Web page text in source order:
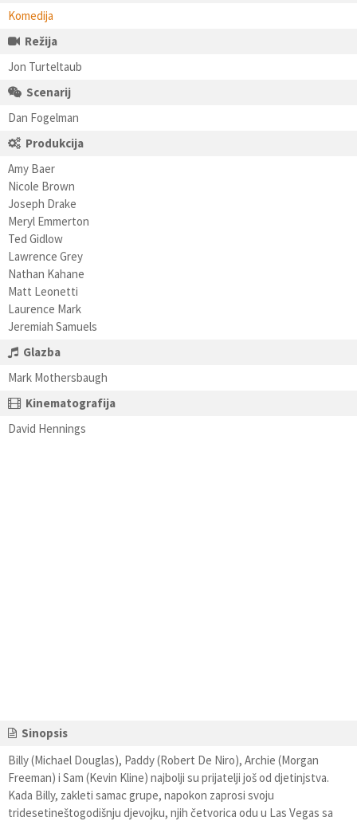
Komedija
Režija
Jon Turteltaub
Scenarij
Dan Fogelman
Produkcija
Amy Baer
Nicole Brown
Joseph Drake
Meryl Emmerton
Ted Gidlow
Lawrence Grey
Nathan Kahane
Matt Leonetti
Laurence Mark
Jeremiah Samuels
Glazba
Mark Mothersbaugh
Kinematografija
David Hennings
Sinopsis
Billy (Michael Douglas), Paddy (Robert De Niro), Archie (Morgan
Freeman) i Sam (Kevin Kline) najbolji su prijatelji još od djetinjstva.
Kada Billy, zakleti samac grupe, napokon zaprosi svoju
tridesetineštogodišnju djevojku, njih četvorica odu u Las Vegas sa